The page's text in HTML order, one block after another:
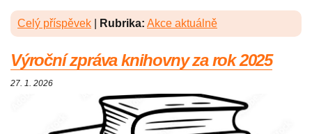
Celý příspěvek Rubrika: Akce aktuálně
Výroční zpráva knihovny za rok 2025
27. 1. 2026